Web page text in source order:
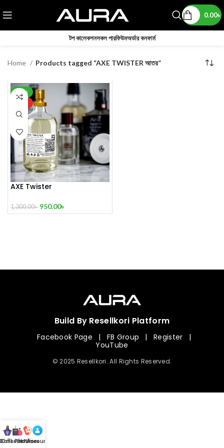
0.00৳
টপ কালেকশনসকল পারফিউমঅর্ডার কনফার্ম
Home Products tagged “AXE TWISTER আতর”
-27%
AXE Twister
1,300.00৳ 950.00৳
Build By Resellkori Platform
Facebook Page | FB Group | Register
|
YouTube
© 2025 Resellkori. All Rights Reserved.
mL Perfumes
Hotline
Account